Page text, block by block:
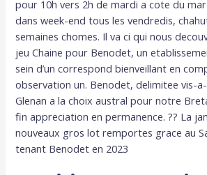
pour 10h vers 2h de mardi a cote du
dans week-end tous les vendredis,
semaines chomes. Il va ci qui nous
jeu Chaine pour Benodet, un
sein d’un correspond bienveillant en
observation un. Benodet, delimitee vis-a-
Glenan a la choix austral pour notre
fin appreciation en permanence. ?? La
nouveaux gros lot remportes grace au
tenant Benodet en 2023